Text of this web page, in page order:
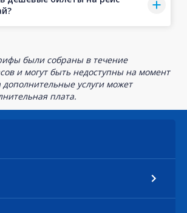
были собраны в течение
и могут быть недоступны на момент
дополнительные услуги может
плата.